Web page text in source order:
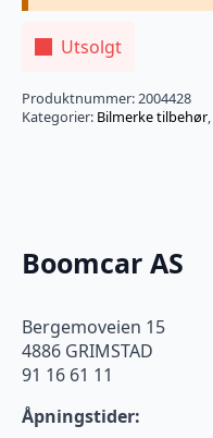
Utsolgt
Produktnummer:2004428
Kategorier: Bilmerke tilbehør,
Boomcar AS
Bergemoveien 15
4886 GRIMSTAD
91 16 61 11
Åpningstider: